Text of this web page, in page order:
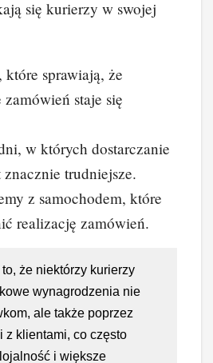
się kurierzy w swojej
sprawiają, że
zamówień staje się
w których dostarczanie
trudniejsze.
z samochodem, które
realizację zamówień.
że niektórzy kurierzy
wynagrodzenia nie
ale także poprzez
z klientami, co często
i większe